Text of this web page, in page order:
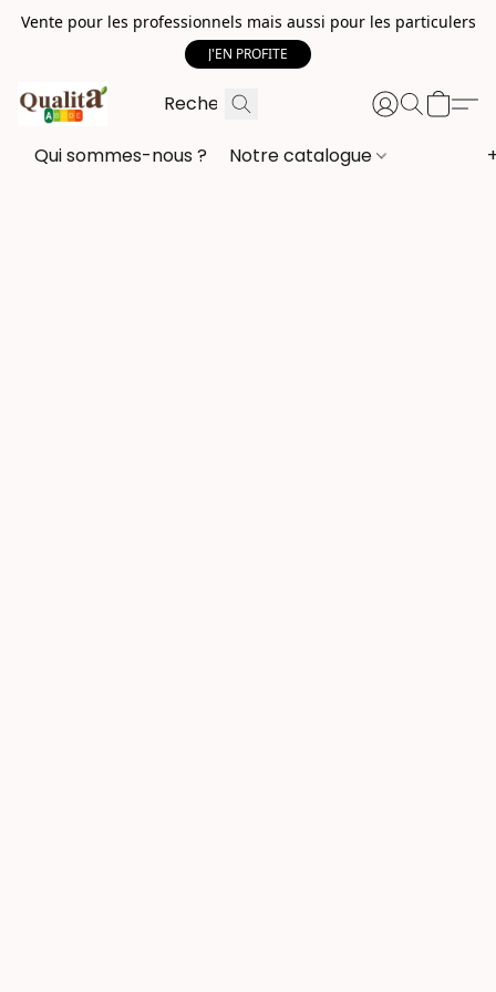
Vente pour les professionnels mais aussi pour les particulers
J'EN PROFITE
Qui sommes-nous ? Notre catalogue